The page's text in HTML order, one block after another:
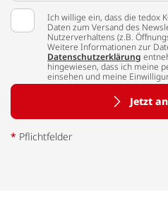
Ich willige ein, dass die tedox
Daten zum Versand des
Nutzerverhaltens (z.B.
Weitere Informationen zur
Datenschutzerklärung
hingewiesen, dass ich meine
einsehen und meine
Jetzt
* Pflichtfelder